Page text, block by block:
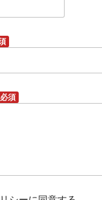
必須